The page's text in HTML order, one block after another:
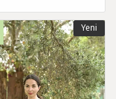
Yeni